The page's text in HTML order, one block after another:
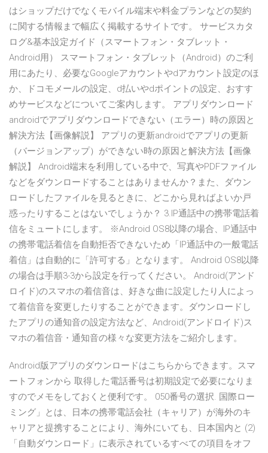
はショップだけでなくモバイル端末や料金プランなどの契約
に関する情報まで幅広く掲載するサイトです。 サービスカタ
ログ&基本設定ガイド（スマートフォン・タブレット・
Android用） スマートフォン・タブレット（Android）のご利
用にあたり、必要なGoogleアカウントやdアカウント設定のほ
か、ドコモメールの設定、d払いやdポイントの設定、おすす
めサービスなどについてご案内します。 アプリダウンロード
androidでアプリダウンロードできない（エラー）時の原因と
解決方法【画像解説】 アプリの更新androidでアプリの更新
（バージョンアップ）ができない時の原因と解決方法【画像
解説】 Android端末を利用している中で、写真やPDFファイル
などをダウンロードすることはありませんか？また、ダウン
ロードしたファイルを見るときに、どこから見ればよいか戸
惑ったりすることはないでしょうか？ 3.IP通話中の携帯電話着
信をミュートにします。 ※Android OS8以降の場合、IP通話中
の携帯電話着信を自動拒否できないため「IP通話中の一般電話
着信」は自動的に「許可する」となります。 Android OS8以降
の場合は手順3-3から設定を行ってください。 Android(アンド
ロイド)のスマホの着信音は、好きな曲に設定したり人によっ
て着信音を変更したりすることができます。ダウンロードし
たアプリの通知音の設定方法など、Android(アンドロイド)ス
マホの着信音・通知音の様々な変更方法をご紹介します。
Android版アプリのダウンロードはこちらからできます。スマ
ートフォンから 取得した電話番号は初期設定で必要になりま
すのでメモをしておくと便利です。 050番号の選択. 国際ロー
ミング」とは、日本の携帯電話会社（キャリア）が海外のキ
ャリアと提携することにより、海外にいても、日本国内と (2)
「自動ダウンロード」に表示されているすべての項目をオフ